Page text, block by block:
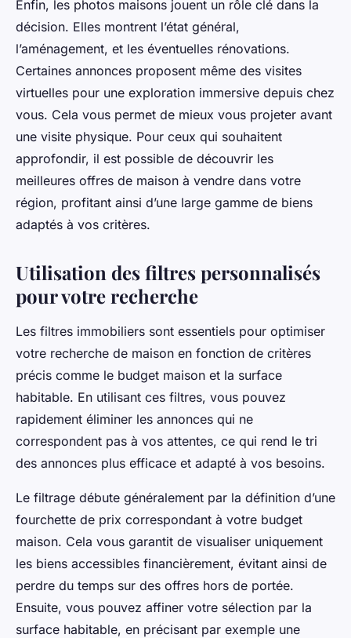
Enfin, les photos maisons jouent un rôle clé dans la
décision. Elles montrent l’état général,
l’aménagement, et les éventuelles rénovations.
Certaines annonces proposent même des visites
virtuelles pour une exploration immersive depuis chez
vous. Cela vous permet de mieux vous projeter avant
une visite physique. Pour ceux qui souhaitent
approfondir, il est possible de découvrir les
meilleures offres de maison à vendre dans votre
région, profitant ainsi d’une large gamme de biens
adaptés à vos critères.
Utilisation des filtres personnalisés
pour votre recherche
Les filtres immobiliers sont essentiels pour optimiser
votre recherche de maison en fonction de critères
précis comme le budget maison et la surface
habitable. En utilisant ces filtres, vous pouvez
rapidement éliminer les annonces qui ne
correspondent pas à vos attentes, ce qui rend le tri
des annonces plus efficace et adapté à vos besoins.
Le filtrage débute généralement par la définition d’une
fourchette de prix correspondant à votre budget
maison. Cela vous garantit de visualiser uniquement
les biens accessibles financièrement, évitant ainsi de
perdre du temps sur des offres hors de portée.
Ensuite, vous pouvez affiner votre sélection par la
surface habitable, en précisant par exemple une